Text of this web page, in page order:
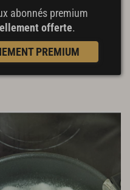
abonnés premium
offerte.
PREMIUM